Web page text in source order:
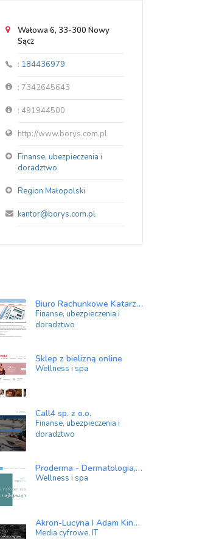
Wałowa 6, 33-300 Nowy
Sącz
: 184436979
: 7342645643
: 491944500
http://www.borys.com.pl
Finanse, ubezpieczenia i
doradztwo
Region Małopolski
kantor@borys.com.pl
Biuro Rachunkowe Katarzyna Grzella sp. z o.o.
Finanse, ubezpieczenia i
doradztwo
Sklep z bielizną online
Wellness i spa
Call4 sp. z o.o.
Finanse, ubezpieczenia i
doradztwo
Proderma - Dermatologia, medycyna estetyczna Poznań
Wellness i spa
Akron-Lucyna I Adam Kinal sp.j.
Media cyfrowe, IT